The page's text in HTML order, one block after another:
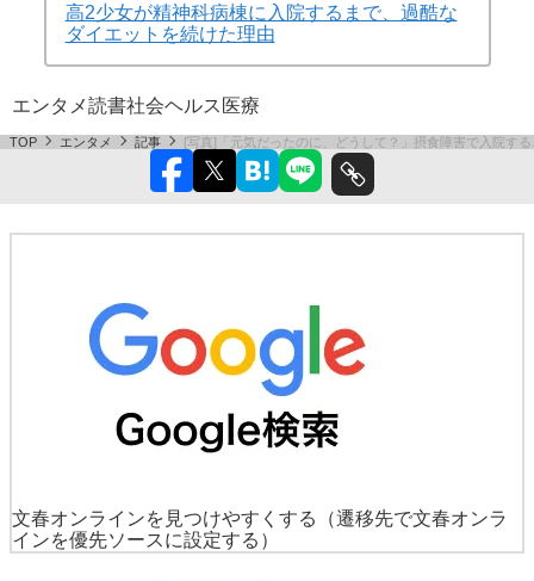
高2少女が精神科病棟に入院するまで、過酷な
ダイエットを続けた理由
エンタメ読書社会ヘルス 医療
TOP エンタメ 記事 [写真]「元気だったのに、どうして？」摂食障害で入院す
文春オンラインを見つけやすくする
（遷移先で文春オンラ
インを優先ソースに設定する）